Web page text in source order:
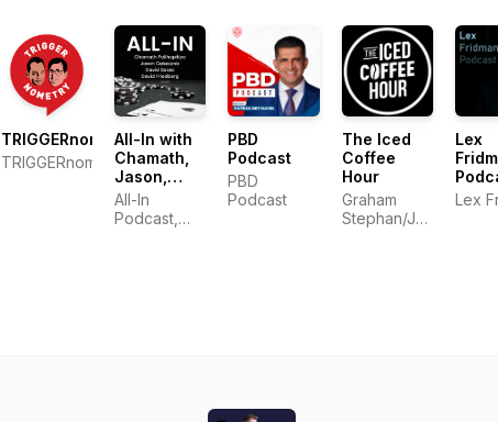
Human
Guinea Pig
TRIGGERnometry
TRIGGERnometry
All-In with
Chamath,
Jason,
Sacks &
Friedberg
All-In
Podcast,
PBD
Podcast
PBD
Podcast
The Iced
Coffee
Hour
Graham
Stephan/Jack
Lex
Lex